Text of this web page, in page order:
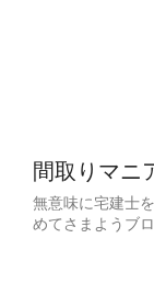
間取りマニ
無意味に宅建士
めてさまようブ